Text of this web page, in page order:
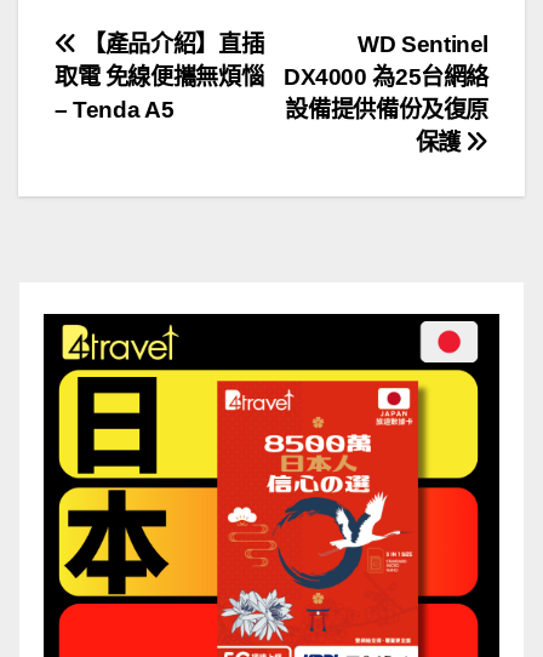
文
章
覽
WD Sentinel
DX4000 為25台網絡
設備提供備份及復原
保護
【產品介紹】直插
取電 免線便攜無煩惱
– Tenda A5